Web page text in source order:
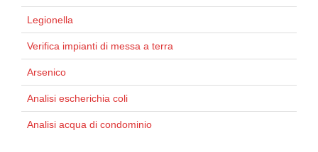
Legionella
Verifica impianti di messa a terra
Arsenico
Analisi escherichia coli
Analisi acqua di condominio